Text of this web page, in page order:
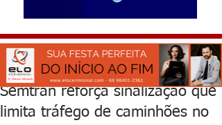
Semtran reforça sinalização que
limita tráfego de caminhões no